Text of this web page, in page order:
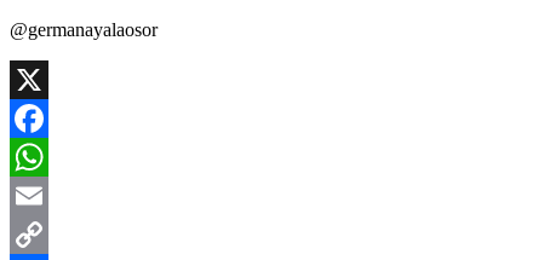
@germanayalaosor
X
Facebook
WhatsApp
Email